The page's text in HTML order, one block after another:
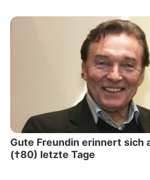
Gute Freundin erinnert sich
(†80) letzte Tage